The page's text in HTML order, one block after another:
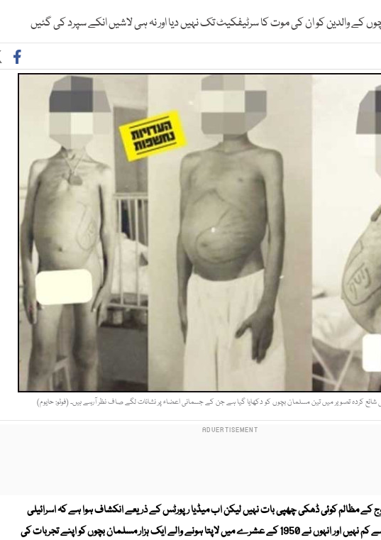
کے والدین کو ان کی موت کا سرٹیفکیٹ تک نہیں دیا اور نہ ہی لاشیں انکے سپرد کی گئیں
شائع کردہ تصویر میں تین مسلمان بچوں کو دکھایا گیا ہے جن کے جسمانی اعضاء پر نشانات لگے صاف نظر آرہے ہیں۔ (فوٹو: حایوم)
کے مظالم کوئی ڈھکی چھپی بات نہیں لیکن اب میڈیا رپورٹس کے ذریعے انکشاف ہوا ہے کہ اسرائیلی
ڈاکٹر بھی سفاکیت کے معاملے میں کسی سے کم نہیں اور انہوں نے 1950 کے عشرے میں لاپتا ہونے والے ایک ہزار مسلمان بچوں کو اپنے تجربات کی